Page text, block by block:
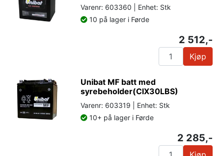
Varenr: 603360 | Enhet: Stk
10 på lager i Førde
2 512,-
Kjøp
Unibat MF batt med
syrebeholder(CIX30LBS)
Varenr: 603319 | Enhet: Stk
10+ på lager i Førde
2 285,-